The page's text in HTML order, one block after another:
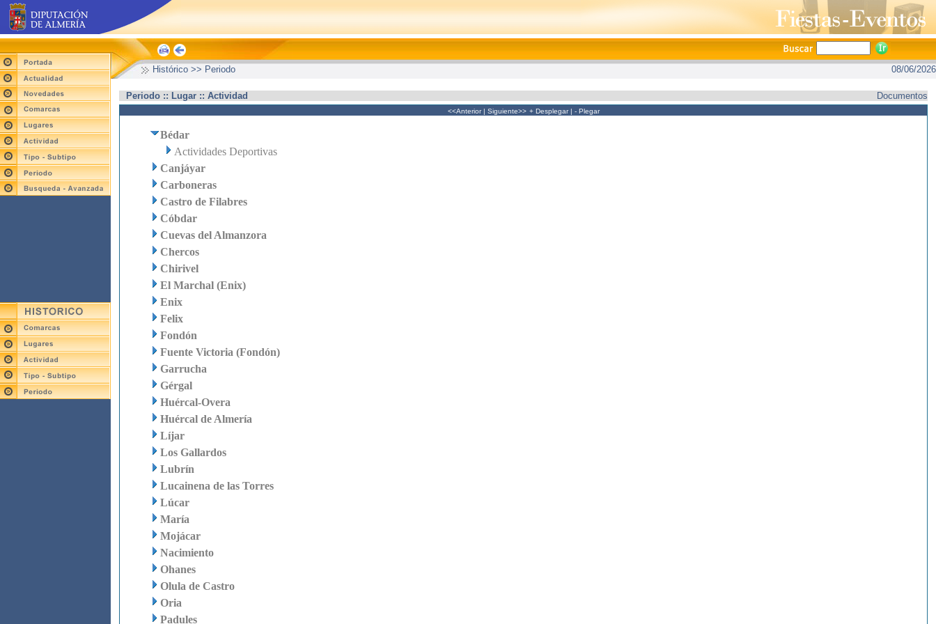
Histórico >> Periodo 08/06/2026
Periodo :: Lugar :: Actividad Documentos
<<Anterior| Siguiente>> + Desplegar| - Plegar
Bédar
Actividades Deportivas
Canjáyar
Carboneras
Castro de Filabres
Cóbdar
Cuevas del Almanzora
Chercos
Chirivel
El Marchal (Enix)
Enix
Felix
Fondón
Fuente Victoria (Fondón)
Garrucha
Gérgal
Huércal-Overa
Huércal de Almería
Líjar
Los Gallardos
Lubrín
Lucainena de las Torres
Lúcar
María
Mojácar
Nacimiento
Ohanes
Olula de Castro
Oria
Padules